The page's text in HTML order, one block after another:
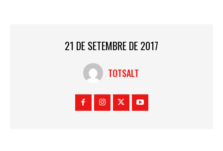
21 DE SETEMBRE DE 2017
TOTSALT